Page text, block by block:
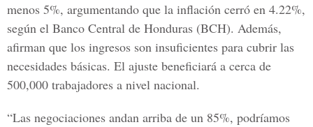
menos 5%, argumentando que la inflación cerró en 4.22%,
según el Banco Central de Honduras (BCH). Además,
afirman que los ingresos son insuficientes para cubrir las
necesidades básicas. El ajuste beneficiará a cerca de
500,000 trabajadores a nivel nacional.
“Las negociaciones andan arriba de un 85%, podríamos